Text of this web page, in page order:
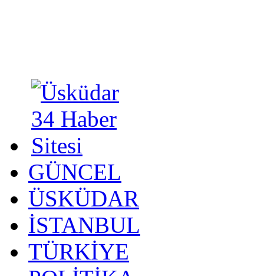
GÜNCEL
ÜSKÜDAR
İSTANBUL
TÜRKİYE